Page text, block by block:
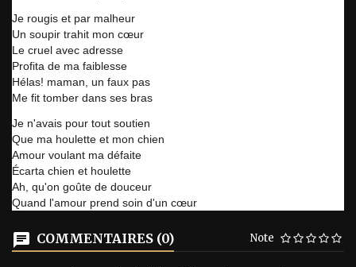
Je rougis et par malheur
Un soupir trahit mon cœur
Le cruel avec adresse
Profita de ma faiblesse
Hélas! maman, un faux pas
Me fit tomber dans ses bras
Je n'avais pour tout soutien
Que ma houlette et mon chien
Amour voulant ma défaite
Écarta chien et houlette
Ah, qu'on goûte de douceur
Quand l'amour prend soin d'un cœur
COMMENTAIRES (0) Note